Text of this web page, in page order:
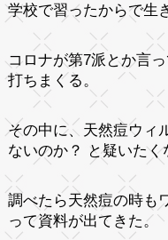
学校で習ったからで生
コロナが第7派とか言
打ちまくる。
その中に、天然痘ウィ
ないのか？ と疑いたく
調べたら天然痘の時も
って資料が出てきた。